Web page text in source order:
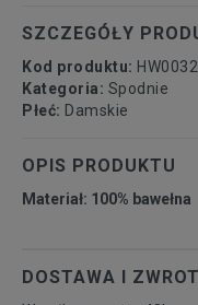
SZCZEGÓŁY
Kod produktu:
Kategoria: Spodnie
Płeć: Damskie
OPIS PRODUKTU
Materiał: 100% bawełna
DOSTAWA I ZWROT